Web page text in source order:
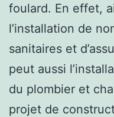
foulard. En effet,
l’installation de
sanitaires et
peut aussi
du plombier et
projet de